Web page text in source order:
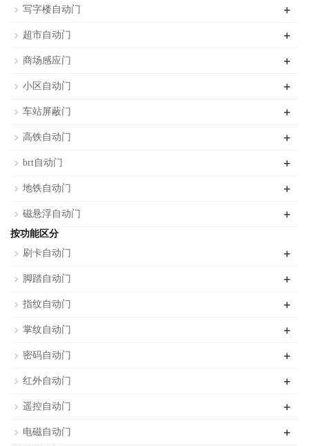
写字楼自动门 +
超市自动门 +
商场感应门 +
小区自动门 +
车站屏蔽门 +
高铁自动门 +
brt自动门 +
地铁自动门 +
磁悬浮自动门 +
按功能区分
刷卡自动门
+
脚踏自动门 +
指纹自动门 +
掌纹自动门 +
密码自动门 +
红外自动门 +
遥控自动门 +
电磁自动门 +